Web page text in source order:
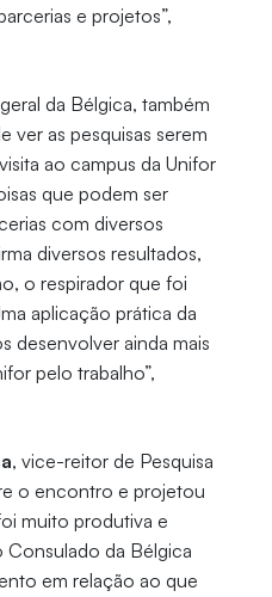
e projetos”,
da Bélgica, também
ver as pesquisas serem
ao campus da Unifor
que podem ser
com diversos
diversos resultados,
o respirador que foi
aplicação prática da
desenvolver ainda mais
pelo trabalho”,
, vice-reitor de Pesquisa
o encontro e projetou
muito produtiva e
da Bélgica
em relação ao que